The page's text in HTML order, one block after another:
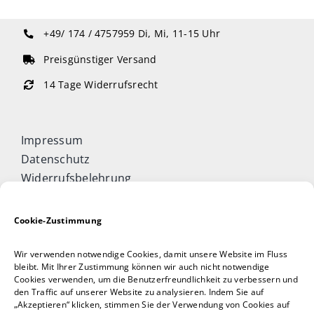
Cookie-Zustimmung
Wir verwenden notwendige Cookies, damit unsere Website im Fluss
bleibt. Mit Ihrer Zustimmung können wir auch nicht notwendige
Cookies verwenden, um die Benutzerfreundlichkeit zu verbessern und
den Traffic auf unserer Website zu analysieren. Indem Sie auf
„Akzeptieren“ klicken, stimmen Sie der Verwendung von Cookies auf
Abo
+49/ 174 / 4757959 Di, Mi, 11-15 Uhr
Preisgünstiger Versand
14 Tage Widerrufsrecht
Impressum
Datenschutz
Widerrufsbelehrung
Allgemeine Geschäftsbedingungen
Taijiquan & Qigong Journal
DAOCONCEPTS Verlag
Versand & Lieferung